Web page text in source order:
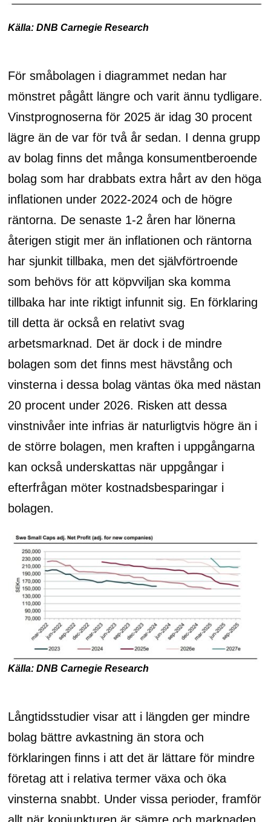
Källa: DNB Carnegie Research
För småbolagen i diagrammet nedan har
mönstret pågått längre och varit ännu tydligare.
Vinstprognoserna för 2025 är idag 30 procent
lägre än de var för två år sedan. I denna grupp
av bolag finns det många konsumentberoende
bolag som har drabbats extra hårt av den höga
inflationen under 2022-2024 och de högre
räntorna. De senaste 1-2 åren har lönerna
återigen stigit mer än inflationen och räntorna
har sjunkit tillbaka, men det självförtroende
som behövs för att köpvviljan ska komma
tillbaka har inte riktigt infunnit sig. En förklaring
till detta är också en relativt svag
arbetsmarknad. Det är dock i de mindre
bolagen som det finns mest hävstång och
vinsterna i dessa bolag väntas öka med nästan
20 procent under 2026. Risken att dessa
vinstnivåer inte infrias är naturligtvis högre än i
de större bolagen, men kraften i uppgångarna
kan också underskattas när uppgångar i
efterfrågan möter kostnadsbesparingar i
bolagen.
Källa: DNB Carnegie Research
Långtidsstudier visar att i längden ger mindre
bolag bättre avkastning än stora och
förklaringen finns i att det är lättare för mindre
företag att i relativa termer växa och öka
vinsterna snabbt. Under vissa perioder, framför